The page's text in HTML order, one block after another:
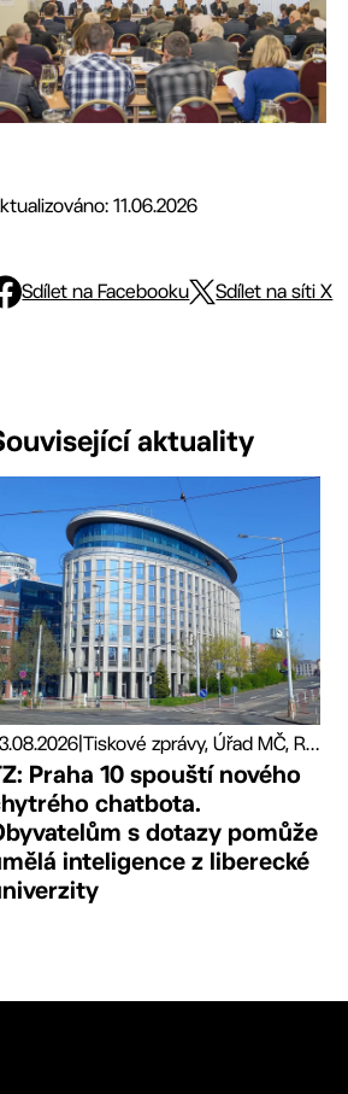
11.06.2026
Sdílet na Facebooku Sdílet na síti X
aktuality
| Tiskové zprávy, Úřad MČ, Radnice
Praha 10 spouští nového
chatbota.
s dotazy pomůže
inteligence z liberecké